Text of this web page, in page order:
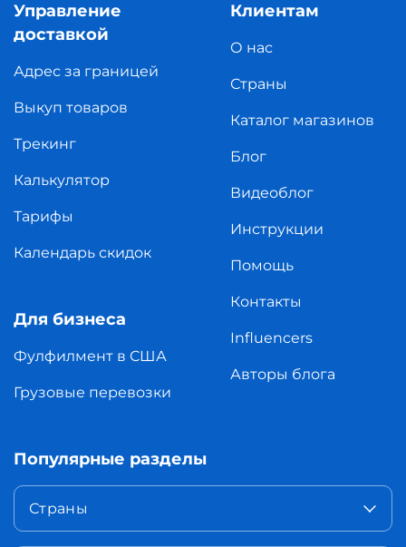
Управление
доставкой
Адрес за границей
Выкуп товаров
Трекинг
Калькулятор
Тарифы
Календарь скидок
Для бизнеса
Фулфилмент в США
Грузовые перевозки
Клиентам
О нас
Страны
Каталог магазинов
Блог
Видеоблог
Инструкции
Помощь
Контакты
Influencers
Авторы блога
Популярные разделы
Страны